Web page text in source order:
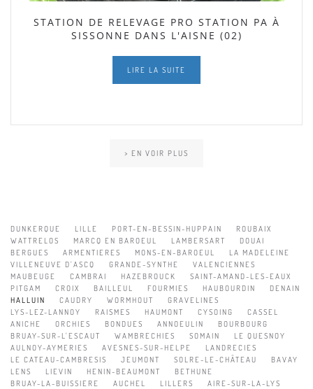
STATION DE RELEVAGE PRO STATION PA À
SISSONNE DANS L'AISNE (02)
LIRE LA SUITE
> EN VOIR PLUS
DUNKERQUE LILLE PORT-EN-BESSIN-HUPPAIN
ROUBAIX
WATTRELOS
MARCQ EN BAROEUL LAMBERSART
DOUAI
BERGUES
ARMENTIERES MONS-EN-BAROEUL
LA MADELEINE
VILLENEUVE D'ASCQ
GRANDE-SYNTHE
VALENCIENNES
MAUBEUGE
CAMBRAI HAZEBROUCK
SAINT-AMAND-LES-EAUX
PITGAM
CROIX BAILLEUL FOURMIES HAUBOURDIN
DENAIN
HALLUIN
CAUDRY WORMHOUT
GRAVELINES
LYS-LEZ-LANNOY
RAISMES HAUMONT CYSOING
CASSEL
ANICHE
ORCHIES BONDUES ANNOEULIN
BOURBOURG
BRUAY-SUR-L'ESCAUT
WAMBRECHIES SOMAIN
LE QUESNOY
AULNOY-AYMERIES
AVESNES-SUR-HELPE
LANDRECIES
LE CATEAU-CAMBRESIS
JEUMONT SOLRE-LE-CHÂTEAU
BAVAY
LENS
LIEVIN HENIN-BEAUMONT
BETHUNE
BRUAY-LA-BUISSIERE
AUCHEL LILLERS
AIRE-SUR-LA-LYS